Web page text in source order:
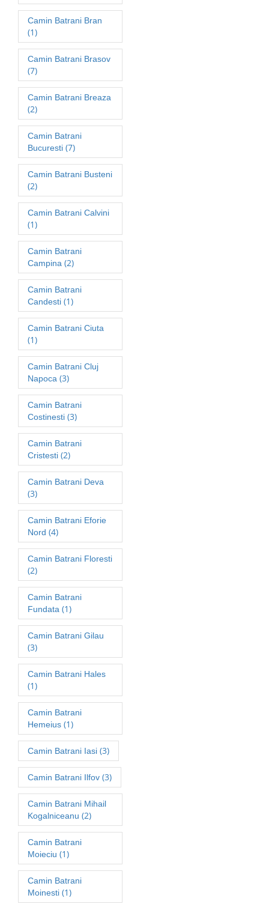
Camin Batrani Bran
(1)
Camin Batrani Brasov
(7)
Camin Batrani Breaza
(2)
Camin Batrani
Bucuresti (7)
Camin Batrani Busteni
(2)
Camin Batrani Calvini
(1)
Camin Batrani
Campina (2)
Camin Batrani
Candesti (1)
Camin Batrani Ciuta
(1)
Camin Batrani Cluj
Napoca (3)
Camin Batrani
Costinesti (3)
Camin Batrani
Cristesti (2)
Camin Batrani Deva
(3)
Camin Batrani Eforie
Nord (4)
Camin Batrani Floresti
(2)
Camin Batrani
Fundata (1)
Camin Batrani Gilau
(3)
Camin Batrani Hales
(1)
Camin Batrani
Hemeius (1)
Camin Batrani Iasi (3)
Camin Batrani Ilfov (3)
Camin Batrani Mihail
Kogalniceanu (2)
Camin Batrani
Moieciu (1)
Camin Batrani
Moinesti (1)